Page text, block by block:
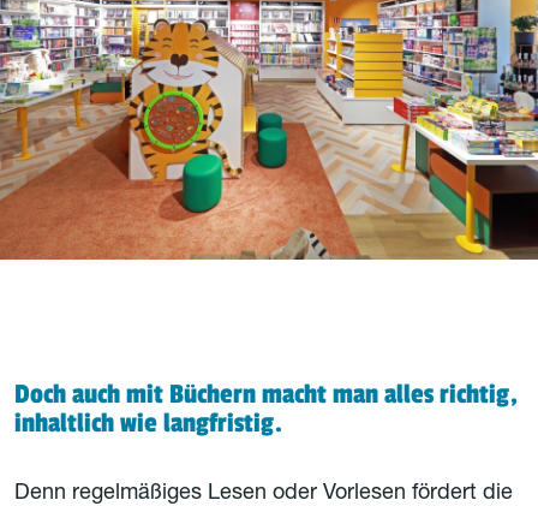
Doch auch mit Büchern macht man alles richtig,
inhaltlich wie langfristig.
Denn regelmäßiges Lesen oder Vorlesen fördert die